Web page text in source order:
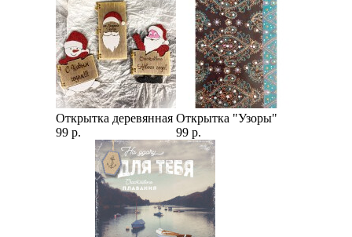
Открытка деревянная
99 р.
Открытка "Узоры"
99 р.